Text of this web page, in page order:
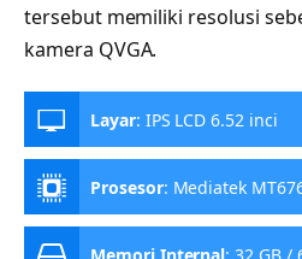
tersebut memiliki resolusi
kamera QVGA.
Layar: IPS LCD 6.52 inci
Prosesor: Mediatek